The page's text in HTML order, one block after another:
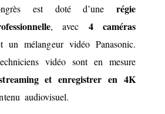
est doté d’une régie
, avec 4 caméras
mélangeur vidéo Panasonic.
vidéo sont en mesure
et enregistrer en 4K
audiovisuel.